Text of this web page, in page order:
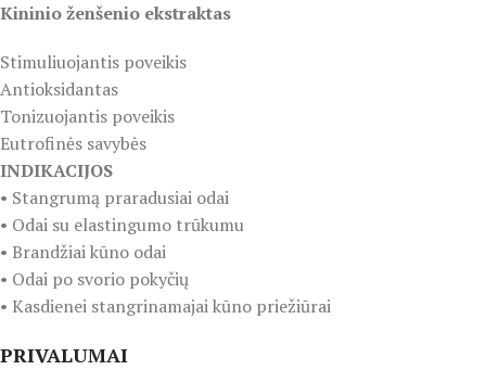
Kininio ženšenio ekstraktas
Stimuliuojantis poveikis
Antioksidantas
Tonizuojantis poveikis
Eutrofinės savybės
INDIKACIJOS
• Stangrumą praradusiai odai
• Odai su elastingumo trūkumu
• Brandžiai kūno odai
• Odai po svorio pokyčių
• Kasdienei stangrinamajai kūno priežiūrai
PRIVALUMAI